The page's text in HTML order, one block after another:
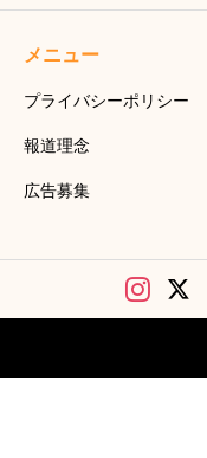
メニュー
プライバシーポリシー
報道理念
広告募集